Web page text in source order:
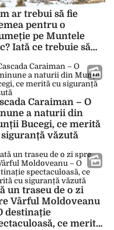
ar trebui să fie
pentru o
pe Muntele
Iată ce trebuie să
Caraiman – O
a naturii din
Bucegi, ce merită
văzută
un traseu de o zi
Vârful Moldoveanu
destinație
ce merită